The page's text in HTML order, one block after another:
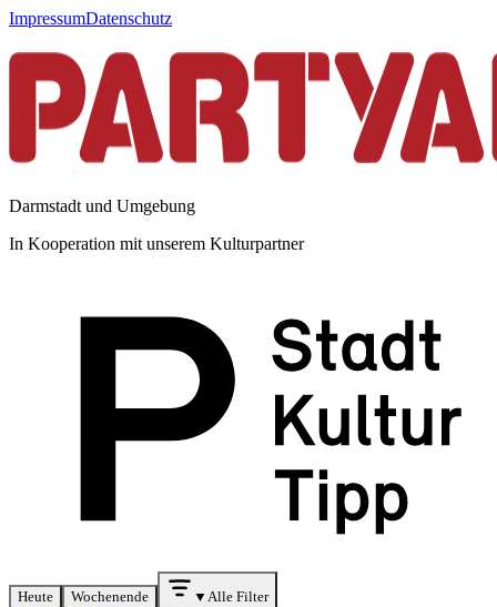
ImpressumDatenschutz
Darmstadt und Umgebung
In Kooperation mit unserem Kulturpartner
Heute Wochenende ▼ Alle Filter